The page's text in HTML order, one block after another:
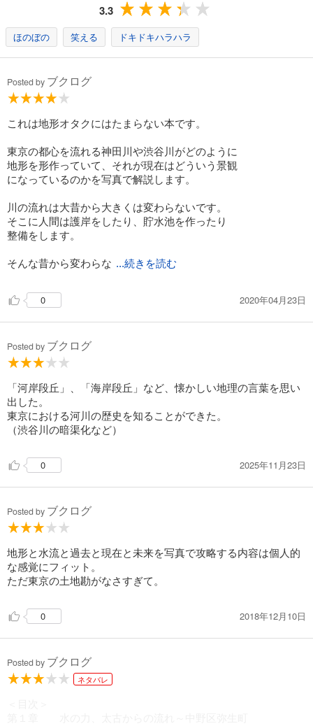
3.3
ほのぼの 笑える ドキドキハラハラ
Posted by ブクログ
これは地形オタクにはたまらない本です。
東京の都心を流れる神田川や渋谷川がどのように
地形を形作っていて、それが現在はどういう景観
になっているのかを写真で解説します。
川の流れは大昔から大きくは変わらないです。
そこに人間は護岸をしたり、貯水池を作ったり
整備をします。
そんな昔から変わらな ...続きを読む
0 2020年04月23日
Posted by ブクログ
「河岸段丘」、「海岸段丘」など、懐かしい地理の言葉を思い
出した。
東京における河川の歴史を知ることができた。
（渋谷川の暗渠化など）
0 2025年11月23日
Posted by ブクログ
地形と水流と過去と現在と未来を写真で攻略する内容は個人的
な感覚にフィット。
ただ東京の土地勘がなさすぎて。
0 2018年12月10日
Posted by ブクログ
ネタバレ